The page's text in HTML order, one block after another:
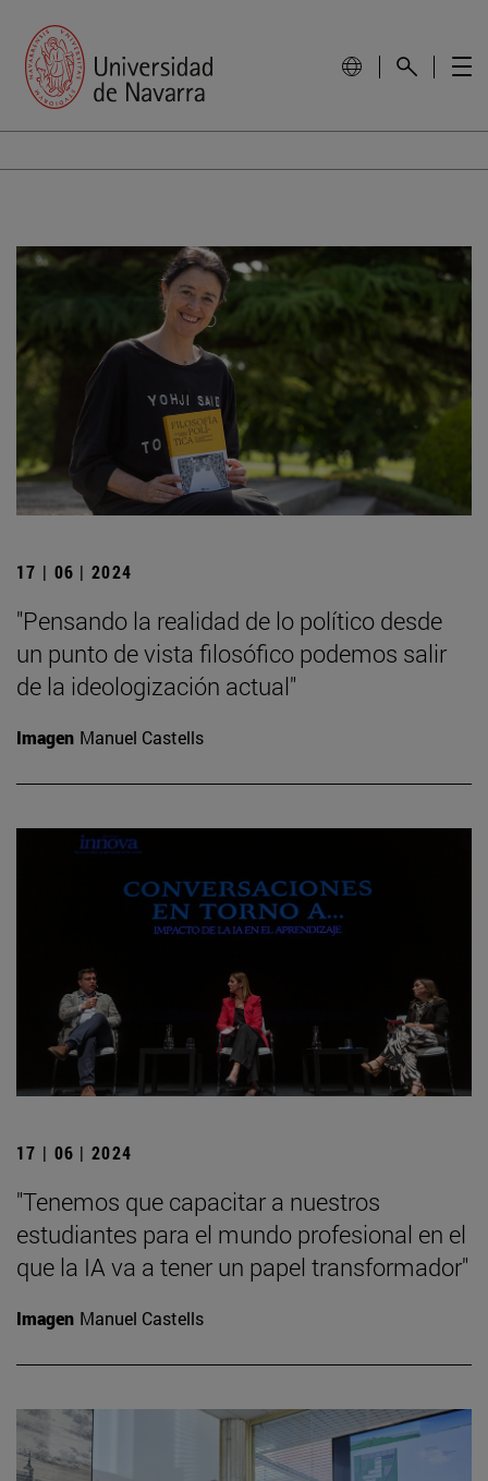
17 | 06 | 2024
"Pensando la realidad de lo político desde
un punto de vista filosófico podemos salir
de la ideologización actual"
Imagen Manuel Castells
17 | 06 | 2024
"Tenemos que capacitar a nuestros
estudiantes para el mundo profesional en el
que la IA va a tener un papel transformador"
Imagen Manuel Castells